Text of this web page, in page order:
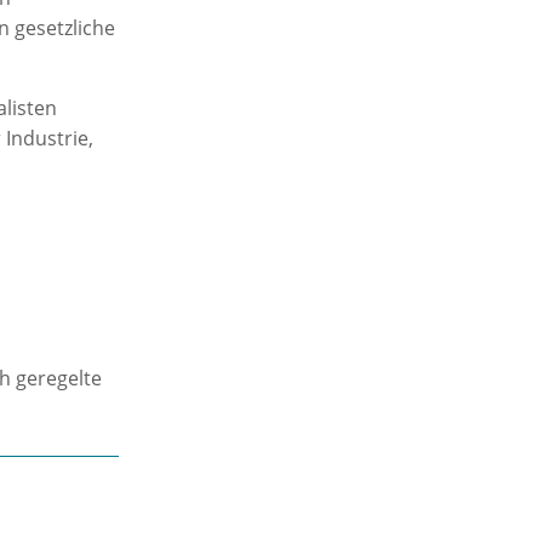
gesetzliche
Industrie,
geregelte